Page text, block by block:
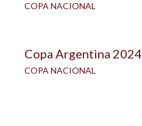
COPA NACIONAL
Copa Argentina 2024
COPA NACIONAL